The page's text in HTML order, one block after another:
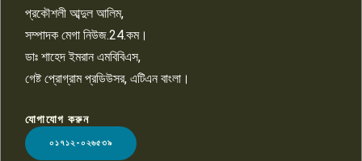
LOGO
প্রকৌশলী আব্দুল আলিম,
সম্পাদক মেগা নিউজ.24.কম।
ডাঃ শাহেদ ইমরান এমবিবিএস,
গেষ্ট প্রোগ্রাম প্রডিউসর, এটিএন বাংলা।
যোগাযোগ করুন
০১৭১২-০২৬৫৩৯